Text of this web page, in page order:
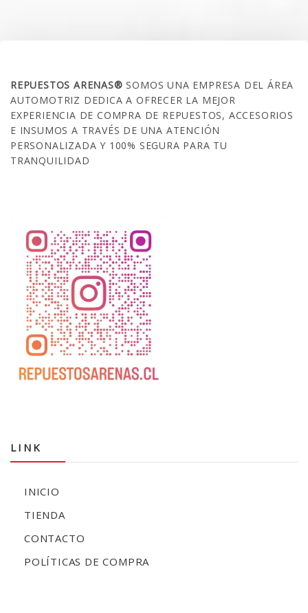
REPUESTOS ARENAS®SOMOS UNA EMPRESA DEL ÁREA
AUTOMOTRIZ DEDICA A OFRECER LA MEJOR
EXPERIENCIA DE COMPRA DE REPUESTOS, ACCESORIOS
E INSUMOS A TRAVÉS DE UNA ATENCIÓN
PERSONALIZADA Y 100% SEGURA PARA TU
TRANQUILIDAD
LINK
INICIO
TIENDA
CONTACTO
POLÍTICAS DE COMPRA